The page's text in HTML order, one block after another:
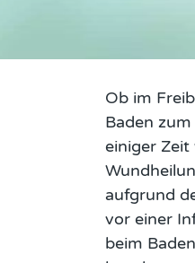
Ob im
Baden
einiger
aufgrund
vor einer
beim